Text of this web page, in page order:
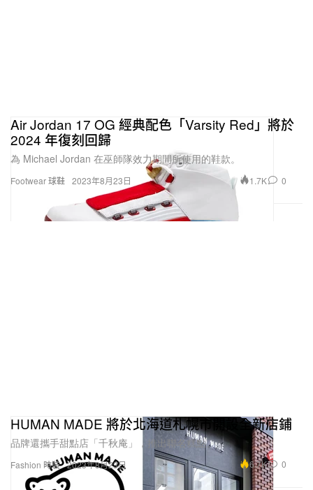
Footwear 球鞋
Air Jordan 17 OG 經典配色「Varsity Red」將於
2024 年復刻回歸
為 Michael Jordan 在巫師隊效力期間所使用的鞋款。
2023年8月23日 1.7K 0
Fashion 時裝
HUMAN MADE 將於北海道札幌市開設全新店鋪
品牌還攜手甜點店「千秋庵」，推出聯名糕點。
2023年8月23日 6.7K 0